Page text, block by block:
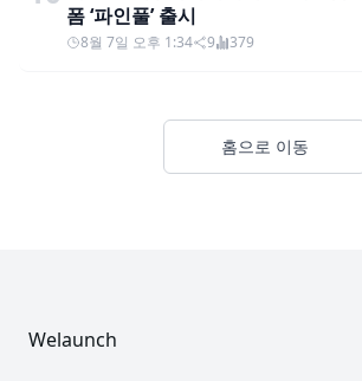
폼 ‘파인풀’ 출시
8월 7일 오후 1:34 9 379
홈으로 이동
Welaunch